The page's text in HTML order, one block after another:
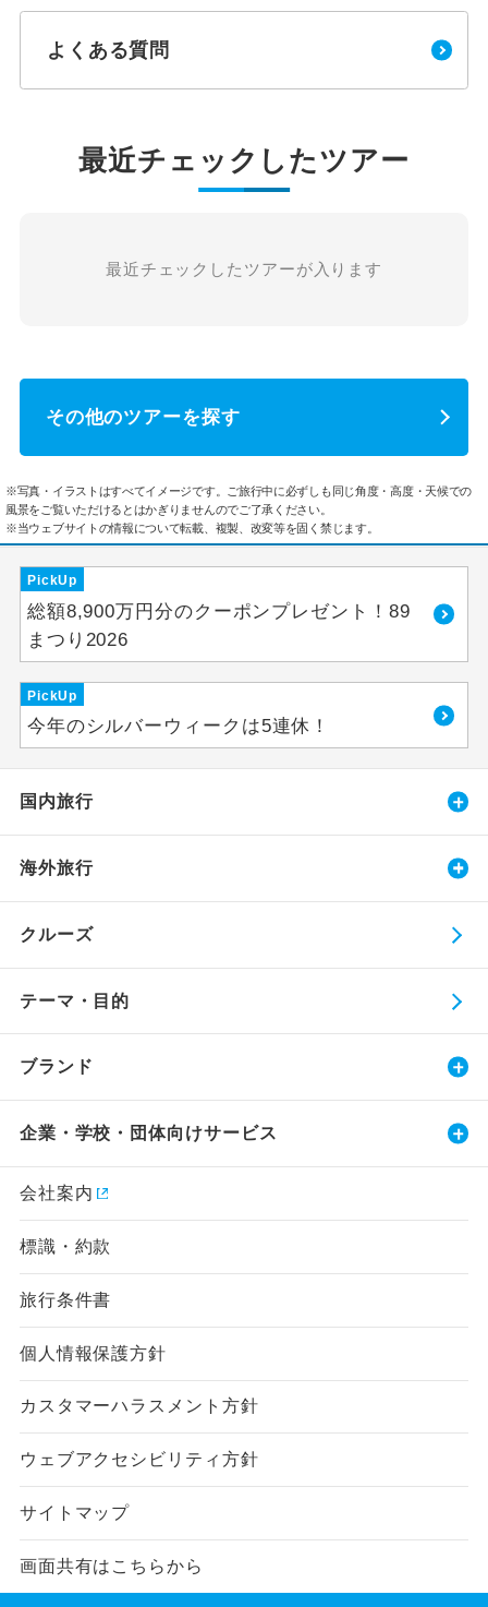
よくある質問
最近チェックしたツアー
最近チェックしたツアーが入ります
その他のツアーを探す
※写真・イラストはすべてイメージです。ご旅行中に必ずしも同じ角度・高度・天候での
風景をご覧いただけるとはかぎりませんのでご了承ください。
※当ウェブサイトの情報について転載、複製、改変等を固く禁じます。
PickUp
総額8,900万円分のクーポンプレゼント！89
まつり2026
PickUp
今年のシルバーウィークは5連休！
国内旅行
海外旅行
クルーズ
テーマ・目的
ブランド
企業・学校・団体向けサービス
会社案内
標識・約款
旅行条件書
個人情報保護方針
カスタマーハラスメント方針
ウェブアクセシビリティ方針
サイトマップ
画面共有はこちらから